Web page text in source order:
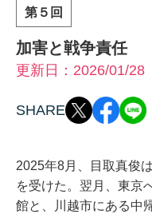
第５回
加害と戦争責任
更新日：2026/01/28
SHARE
2025年8月、目取真俊
を受けた。翌月、東京
館と、川越市にある中